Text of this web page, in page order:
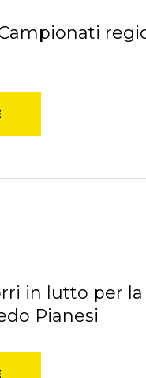
in lutto per la
Pianesi